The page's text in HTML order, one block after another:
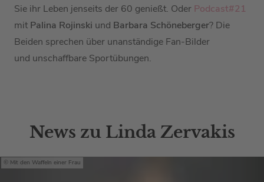
Sie ihr Leben jenseits der 60 genießt. Oder Podcast#21
mit Palina Rojinski und Barbara Schöneberger? Die
Beiden sprechen über unanständige Fan-Bilder
und unschaffbare Sportübungen.
News zu Linda Zervakis
Mit den Waffeln einer Frau